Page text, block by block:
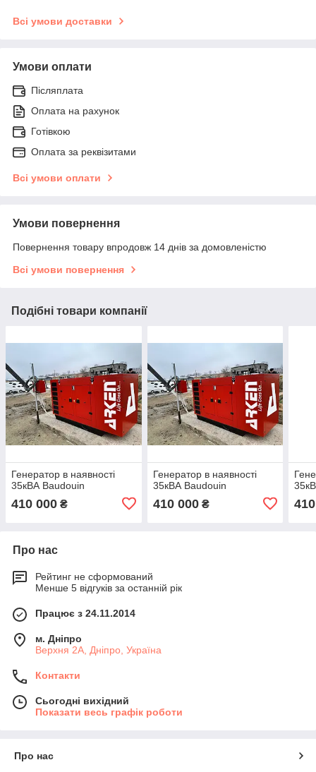
Всі умови доставки
Умови оплати
Післяплата
Оплата на рахунок
Готівкою
Оплата за реквізитами
Всі умови оплати
Умови повернення
Повернення товару впродовж 14 днів за домовленістю
Всі умови повернення
Подібні товари компанії
Генератор в наявності
35кВА Baudouin
410 000 ₴
Генератор в наявності
35кВА Baudouin
410 000₴
Про нас
Рейтинг не сформований
Менше 5 відгуків за останній рік
Працює з 24.11.2014
м. Дніпро
Верхня 2А, Дніпро, Україна
Контакти
Сьогодні вихідний
Показати весь графік роботи
Про нас